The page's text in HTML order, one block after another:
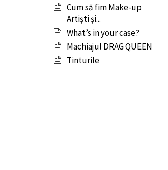
Cum să fim Make-up
Artiști și...
What’s in your case?
Machiajul DRAG QUEEN
Tinturile